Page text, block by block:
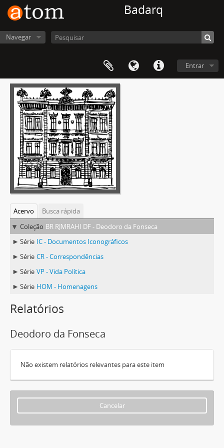
Badarq
Navegar
Entrar
Acervo
Busca rápida
Coleção BR RJMRAHI DF - Deodoro da Fonseca
Série IC - Documentos Iconográficos
Série CR - Correspondências
Série VP - Vida Política
Série HOM - Homenagens
Relatórios
Deodoro da Fonseca
Não existem relatórios relevantes para este item
Cancelar